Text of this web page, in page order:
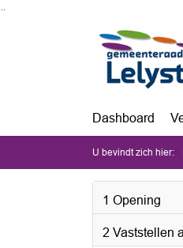
Dashboard
U bevindt zich hier:
1 Opening
2 Vaststellen